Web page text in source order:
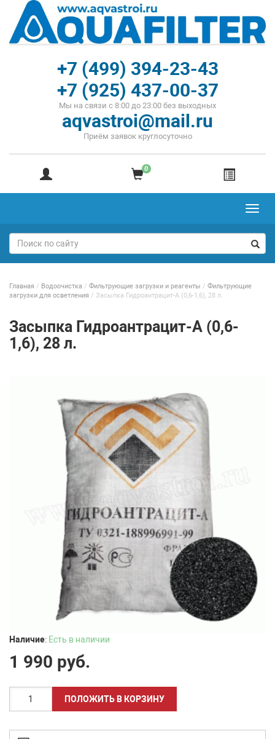
+7 (499) 394-23-43
+7 (925) 437-00-37
Мы на связи с 8:00 до 23:00 без выходных
aqvastroi@mail.ru
Приём заявок круглосуточно
0
Главная / Водоочистка / Фильтрующие загрузки и реагенты / Фильтрующие
загрузки для осветления / Засыпка Гидроантрацит-А (0,6-1,6), 28 л.
Засыпка Гидроантрацит-А (0,6-
1,6), 28 л.
Наличие: Есть в наличии
1 990 руб.